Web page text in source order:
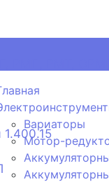
Вариаторы
Мотор-